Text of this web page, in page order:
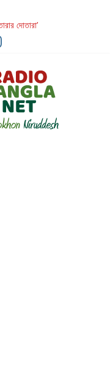
দোতারা’
উদযাপন
That Challenges